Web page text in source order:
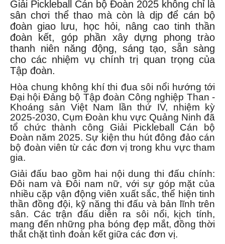
Giải Pickleball Cán bộ Đoàn 2025 không chỉ là
sân chơi thể thao mà còn là dịp để cán bộ
đoàn giao lưu, học hỏi, nâng cao tinh thần
đoàn kết, góp phần xây dựng phong trào
thanh niên năng động, sáng tạo, sẵn sàng
cho các nhiệm vụ chính trị quan trọng của
Tập đoàn.
Hòa chung không khí thi đua sôi nổi hướng tới
Đại hội Đảng bộ Tập đoàn Công nghiệp Than -
Khoáng sản Việt Nam lần thứ IV, nhiệm kỳ
2025-2030, Cụm Đoàn khu vực Quảng Ninh đã
tổ chức thành công Giải Pickleball Cán bộ
Đoàn năm 2025. Sự kiện thu hút đông đảo cán
bộ đoàn viên từ các đơn vị trong khu vực tham
gia.
Giải đấu bao gồm hai nội dung thi đấu chính:
Đôi nam và Đôi nam nữ, với sự góp mặt của
nhiều cặp vận động viên xuất sắc, thể hiện tinh
thần đồng đội, kỹ năng thi đấu và bản lĩnh trên
sân. Các trận đấu diễn ra sôi nổi, kịch tính,
mang đến những pha bóng đẹp mắt, đồng thời
thắt chặt tình đoàn kết giữa các đơn vị.